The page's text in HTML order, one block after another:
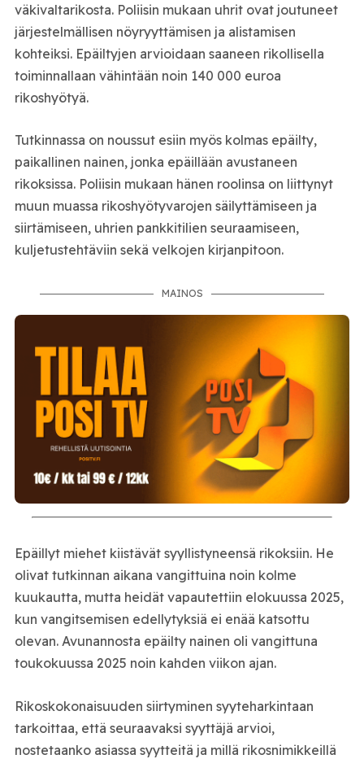
väkivaltarikosta. Poliisin mukaan uhrit ovat joutuneet
järjestelmällisen nöyryyttämisen ja alistamisen
kohteiksi. Epäiltyjen arvioidaan saaneen rikollisella
toiminnallaan vähintään noin 140 000 euroa
rikoshyötyä.
Tutkinnassa on noussut esiin myös kolmas epäilty,
paikallinen nainen, jonka epäillään avustaneen
rikoksissa. Poliisin mukaan hänen roolinsa on liittynyt
muun muassa rikoshyötyvarojen säilyttämiseen ja
siirtämiseen, uhrien pankkitilien seuraamiseen,
kuljetustehtäviin sekä velkojen kirjanpitoon.
MAINOS
Epäillyt miehet kiistävät syyllistyneensä rikoksiin. He
olivat tutkinnan aikana vangittuina noin kolme
kuukautta, mutta heidät vapautettiin elokuussa 2025,
kun vangitsemisen edellytyksiä ei enää katsottu
olevan. Avunannosta epäilty nainen oli vangittuna
toukokuussa 2025 noin kahden viikon ajan.
Rikoskokonaisuuden siirtyminen syyteharkintaan
tarkoittaa, että seuraavaksi syyttäjä arvioi,
nostetaanko asiassa syytteitä ja millä rikosnimikkeillä